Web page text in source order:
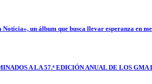
un álbum que busca llevar esperanza en
A LA 57.ª EDICIÓN ANUAL DE LOS GMA